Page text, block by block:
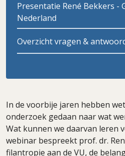
Presentatie René Bekkers -
Nederland
Overzicht vragen &
In de voorbije jaren hebben
onderzoek gedaan naar wat
Wat kunnen we daarvan leren
webinar bespreekt prof. dr.
filantropie aan de VU, de